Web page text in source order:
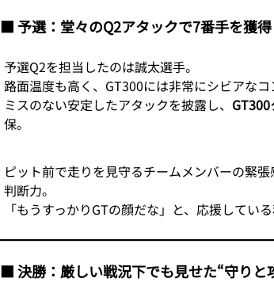
■ 予選：堂々のQ2アタックで7番手を獲得
予選Q2を担当したのは誠太選手。
路面温度も高く、GT300には非常にシビアなコ
ミスのない安定したアタックを披露し、
保。
ピット前で走りを見守るチームメンバーの緊
判断力。
「もうすっかりGTの顔だな」と、応援してい
■ 決勝：厳しい戦況下でも見せた“守りと